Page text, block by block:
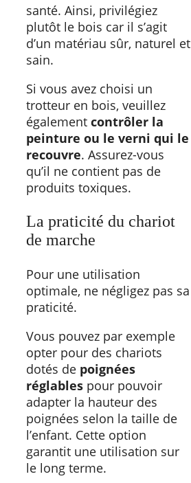
santé. Ainsi, privilégiez
plutôt le bois car il s’agit
d’un matériau sûr, naturel et
sain.
Si vous avez choisi un
trotteur en bois, veuillez
également contrôler la
peinture ou le verni qui le
recouvre. Assurez-vous
qu’il ne contient pas de
produits toxiques.
La praticité du chariot
de marche
Pour une utilisation
optimale, ne négligez pas sa
praticité.
Vous pouvez par exemple
opter pour des chariots
dotés de poignées
réglables pour pouvoir
adapter la hauteur des
poignées selon la taille de
l’enfant. Cette option
garantit une utilisation sur
le long terme.